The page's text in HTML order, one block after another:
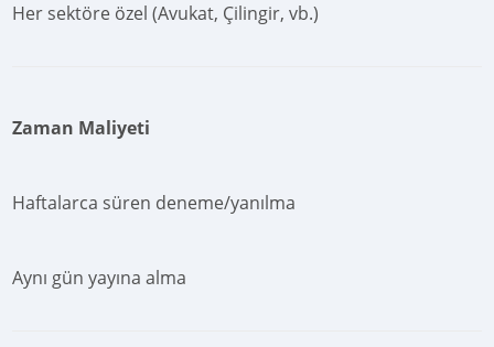
Her sektöre özel (Avukat, Çilingir, vb.)
Zaman Maliyeti
Haftalarca süren deneme/yanılma
Aynı gün yayına alma